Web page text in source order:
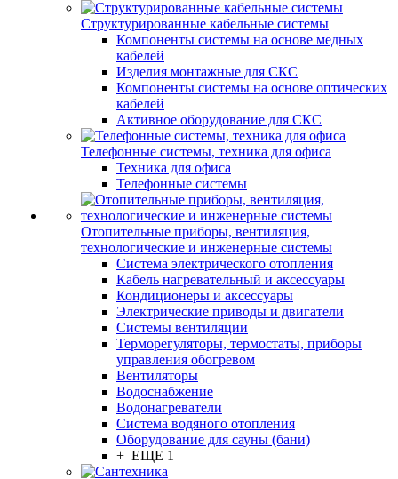
Структурированные кабельные системы
Компоненты системы на основе медных
кабелей
Изделия монтажные для СКС
Компоненты системы на основе оптических
кабелей
Активное оборудование для СКС
Телефонные системы, техника для офиса
Техника для офиса
Телефонные системы
Отопительные приборы, вентиляция,
технологические и инженерные системы
Система электрического отопления
Кабель нагревательный и аксессуары
Кондиционеры и аксессуары
Электрические приводы и двигатели
Системы вентиляции
Терморегуляторы, термостаты, приборы
управления обогревом
Вентиляторы
Водоснабжение
Водонагреватели
Система водяного отопления
Оборудование для сауны (бани)
+ ЕЩЕ 1